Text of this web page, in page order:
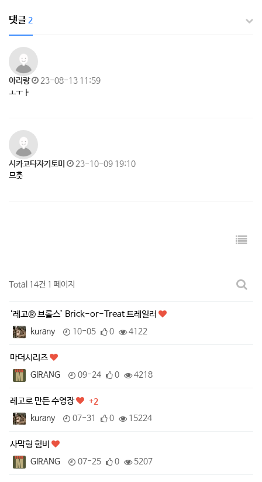
댓글2
아리랑
23-08-13 11:59
ㅗㅜㅑ
시카고타자기토미
23-10-09 19:10
므훗
Total 14건 1 페이지
‘레고® 브롤스’ Brick-or-Treat 트레일러
kurany 10-05 0 4122
마더시리즈
GIRANG 09-24 0 4218
레고로 만든 수영장
+2
kurany
07-31 0 15224
사막형 험비
GIRANG 07-25 0 5207